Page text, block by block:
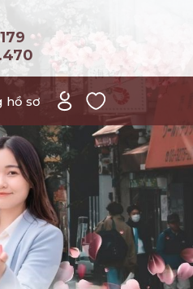
hồ sơ